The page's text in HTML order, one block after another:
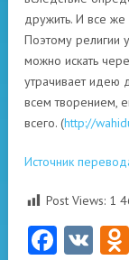
дружить. И все же
Поэтому религии
можно искать
утрачивает идею
всем творением,
всего. (http://
Источник
Post Views: 1
VK